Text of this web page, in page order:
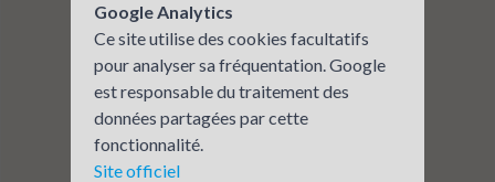
Google Analytics
Ce site utilise des cookies facultatifs
pour analyser sa fréquentation. Google
est responsable du traitement des
données partagées par cette
fonctionnalité.
Site officiel